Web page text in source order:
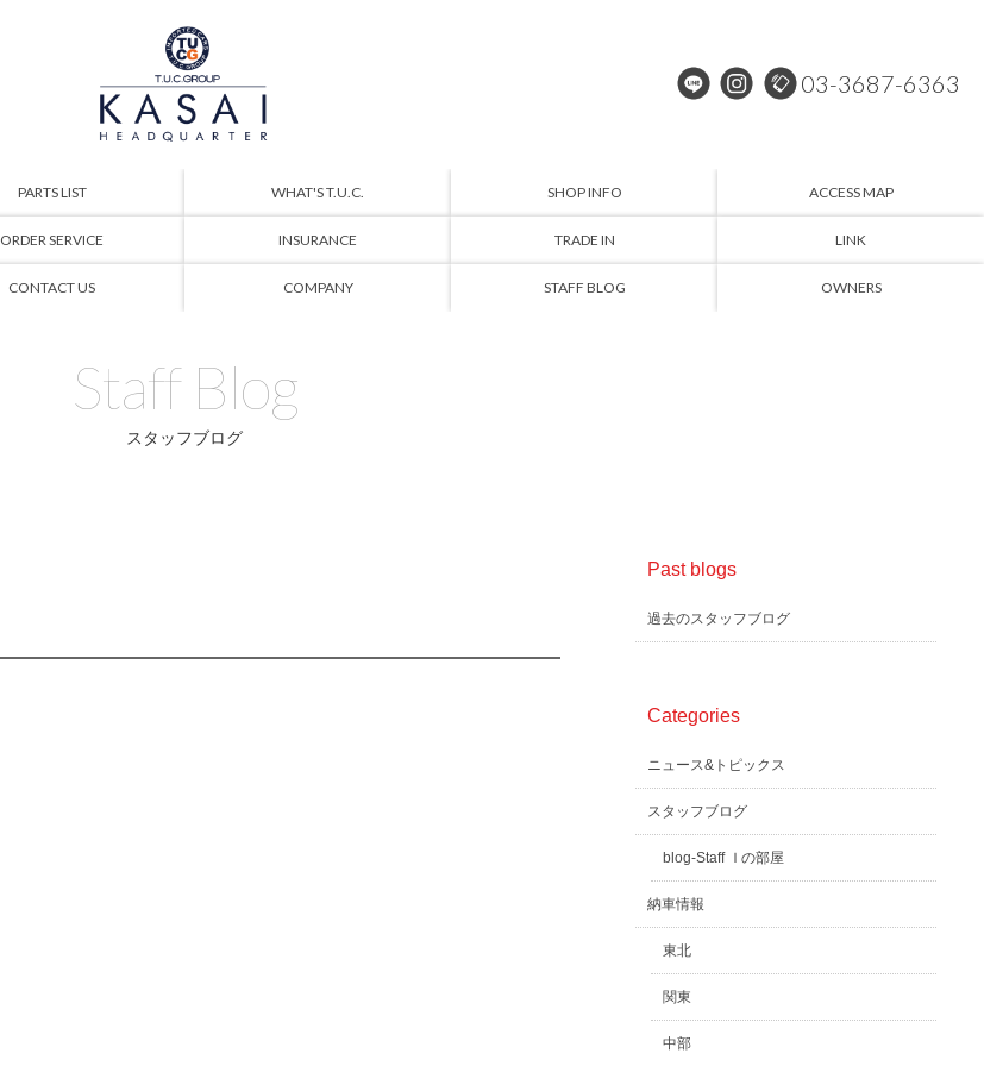
03-3687-6363
PARTS LIST WHAT'S T.U.C. SHOP INFO ACCESS MAP
ORDER SERVICE INSURANCE TRADE IN LINK
CONTACT US COMPANY STAFF BLOG OWNERS
Staff Blog
スタッフブログ
Past blogs
過去のスタッフブログ
Categories
ニュース&トピックス
スタッフブログ
blog-Staff Ｉの部屋
納車情報
東北
関東
中部